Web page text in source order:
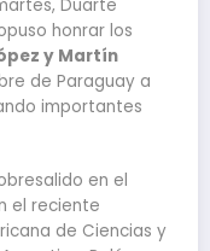
Duarte
honrar los
y Martín
de Paraguay a
importantes
en el
el reciente
de Ciencias y